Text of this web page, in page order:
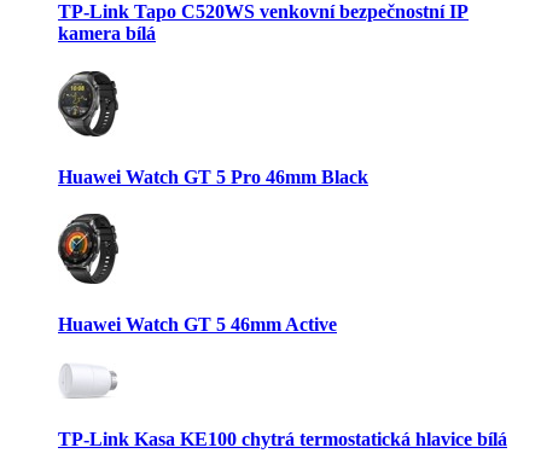
TP-Link Tapo C520WS venkovní bezpečnostní IP
kamera bílá
Huawei Watch GT 5 Pro 46mm Black
Huawei Watch GT 5 46mm Active
TP-Link Kasa KE100 chytrá termostatická hlavice bílá